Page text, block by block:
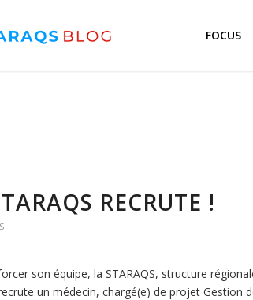
FOCUS
RECRUTE !
son équipe, la STARAQS, structure
un médecin, chargé(e) de projet Gestion